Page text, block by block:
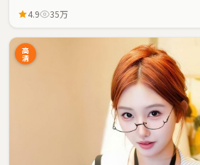
4.9 35万
高
清